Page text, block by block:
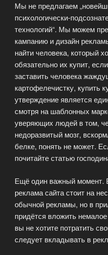
Мы не предлагаем
психологически-
технологий“. Мы можем
кампанию и дизайн
найти человека, который
обязательно их купит,
заставить человека
картофелечистку, купить
утверждение является
смотря на шаблонных
уверяющих людей в том,
недоразвитый мозг,
белке, понять не может.
почитайте статью
Ещё один важный момент.
реклама сайта стоит на
обычной рекламы, но в
придётся вложить
вы не хотите потратить
следует вкладывать в